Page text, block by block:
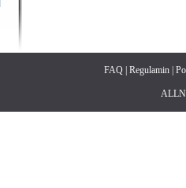
FAQ| Regulamin|